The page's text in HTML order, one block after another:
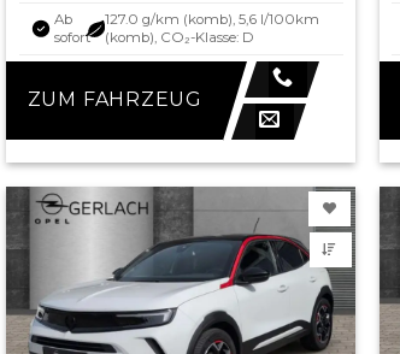
Ab
sofort
127.0 g/km (komb), 5,6 l/100km
(komb), CO₂-Klasse: D
ZUM FAHRZEUG